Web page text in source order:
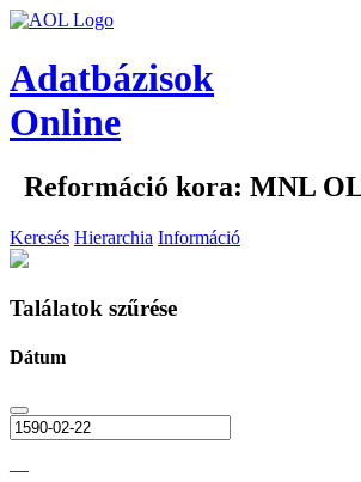
Adatbázisok
Online
Reformáció kora: MNL OL
Keresés Hierarchia Információ
Találatok szűrése
Dátum
—